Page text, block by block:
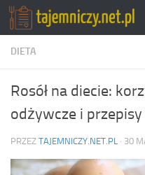
Przejdź do treści
DIETA
Rosół na diecie:
odżywcze i
PRZEZ TAJEMNICZY.NET.PL · 30